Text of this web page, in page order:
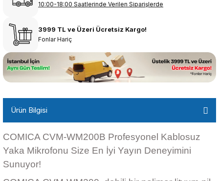
10:00-18:00 Saatlerinde Verilen Siparişlerde
3999 TL ve Üzeri Ücretsiz Kargo!
Fonlar Hariç
Ürün Bilgisi
COMICA CVM-WM200B Profesyonel Kablosuz
Yaka Mikrofonu Size En İyi Yayın Deneyimini
Sunuyor!